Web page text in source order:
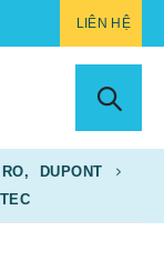
LIÊN HỆ
,
DUPONT